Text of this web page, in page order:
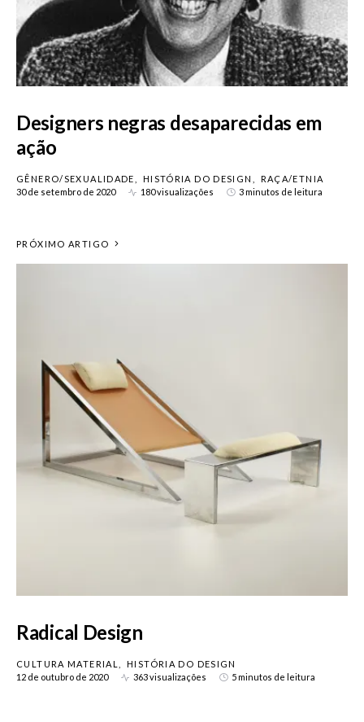
Designers negras desaparecidas em
ação
GÊNERO/SEXUALIDADE HISTÓRIA DO DESIGN
RAÇA/ETNIA
30 de setembro de 2020
180 visualizações 3 minutos de leitura
PRÓXIMO ARTIGO
Radical Design
CULTURA MATERIAL
HISTÓRIA DO DESIGN
12 de outubro de 2020
363 visualizações 5 minutos de leitura